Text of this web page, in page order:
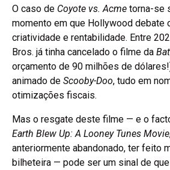
O caso de Coyote vs. Acme torna-se
momento em que Hollywood debate
criatividade e rentabilidade. Entre
Bros. já tinha cancelado o filme da
orçamento de 90 milhões de
animado de Scooby-Doo, tudo em
otimizações fiscais.
Mas o resgate deste filme — e o
Earth Blew Up: A Looney Tunes Movie
anteriormente abandonado, ter feito
bilheteira — pode ser um sinal de